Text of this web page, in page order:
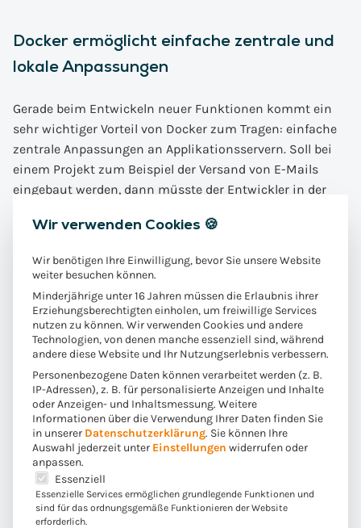
Docker ermöglicht einfache zentrale und
lokale Anpassungen
Gerade beim Entwickeln neuer Funktionen kommt ein
sehr wichtiger Vorteil von Docker zum Tragen: einfache
zentrale Anpassungen an Applikationsservern. Soll bei
einem Projekt zum Beispiel der Versand von E-Mails
eingebaut werden, dann müsste der Entwickler in der
verwendet werden soll. Fehlt dieser Mailserver, startet die
Der Entwickler, der diese Funktion einrichtet,
konfiguriert direkt am Code. Wenn andere Kollegen diese
Funktion beim Auschecken erhalten, wird die aktuelle
Konfiguration gleich mitgeliefert. In der alten Welt hätte
man eine Mail an alle geschrieben mit der Bitte, alles
entsprechend neu zu konfigurieren. Was relativ
fehleranfällig gewesen wäre.
Gleiches gilt bei Versionsupgrades. Während in der alten
Welt, jeder die alte Version entfernen und die neue
Version selbst installieren musste, kann dies ein Kollege
austesten und dann in Docker entsprechend in der
Konfiguration einchecken. Jeder, der sich diese
Änderungen zieht, erhält automatisch die aktuelle
Wir verwenden Cookies 🍪
Wir benötigen Ihre Einwilligung, bevor Sie unsere Website
weiter besuchen können.
Minderjährige unter 16 Jahren müssen die Erlaubnis ihrer
Erziehungsberechtigten einholen, um freiwillige Services
nutzen zu können. Wir verwenden Cookies und andere
Technologien, von denen manche essenziell sind, während
andere diese Website und Ihr Nutzungserlebnis verbessern.
Personenbezogene Daten können verarbeitet werden (z. B.
IP-Adressen), z. B. für personalisierte Anzeigen und Inhalte
oder Anzeigen- und Inhaltsmessung. Weitere
Informationen über die Verwendung Ihrer Daten finden Sie
in unserer Datenschutzerklärung. Sie können Ihre
Auswahl jederzeit unter Einstellungen widerrufen oder
anpassen.
Es folgt eine Liste der Service-Gruppen, für die eine
Essenziell
Essenzielle Services ermöglichen grundlegende Funktionen und
sind für das ordnungsgemäße Funktionieren der Website
erforderlich.